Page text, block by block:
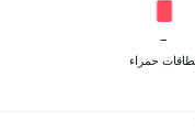
-
حمراء